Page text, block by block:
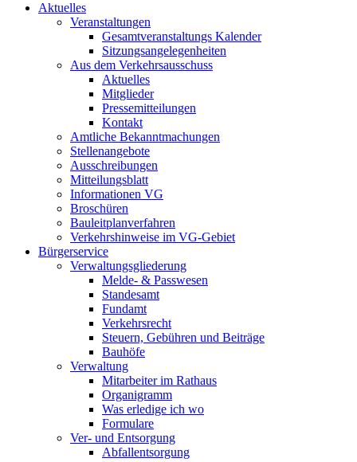
Aktuelles
Veranstaltungen
Gesamtveranstaltungs Kalender
Sitzungsangelegenheiten
Aus dem Verkehrsausschuss
Aktuelles
Mitglieder
Pressemitteilungen
Kontakt
Amtliche Bekanntmachungen
Stellenangebote
Ausschreibungen
Mitteilungsblatt
Informationen VG
Broschüren
Bauleitplanverfahren
Verkehrshinweise im VG-Gebiet
Bürgerservice
Verwaltungsgliederung
Melde- & Passwesen
Standesamt
Fundamt
Verkehrsrecht
Steuern, Gebühren und Beiträge
Bauhöfe
Verwaltung
Mitarbeiter im Rathaus
Organigramm
Was erledige ich wo
Formulare
Ver- und Entsorgung
Abfallentsorgung